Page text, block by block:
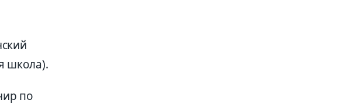
школа).
по